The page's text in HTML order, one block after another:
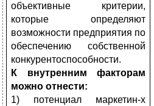
объективные критерии,
которые определяют
возможности предприятия по
обеспечению собственной
конкурентоспособности.
К внутренним факторам
можно отнести:
1) потенциал маркетин-х